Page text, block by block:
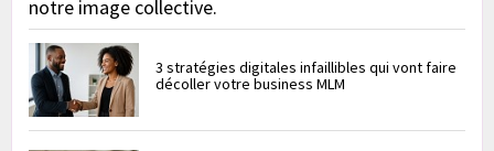
notre image collective.
3 stratégies digitales infaillibles qui vont faire
décoller votre business MLM